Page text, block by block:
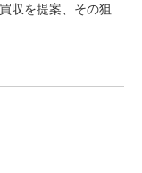
収を提案、その狙